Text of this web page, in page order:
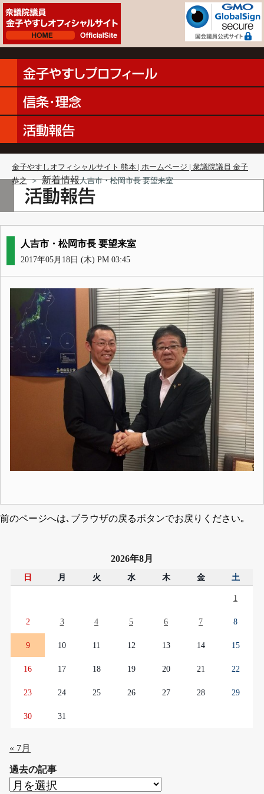
金子やすしオフィシャルサイト 熊本 | ホームページ | 衆議院議員 金子
恭之 ＞ 新着情報人吉市・松岡市長 要望来室
人吉市・松岡市長 要望来室
2017年05月18日 (木) PM 03:45
前のページへは､ブラウザの戻るボタンでお戻りください｡
2026年8月
日 月 火 水 木 金 土
1
2 3 4 5 6 7 8
9 10 11 12 13 14 15
16 17 18 19 20 21 22
23 24 25 26 27 28 29
30 31
« 7月
過去の記事
過